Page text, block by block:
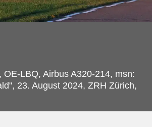
OE-LBQ, Airbus A320-214, msn:
23. August 2024, ZRH Zürich,